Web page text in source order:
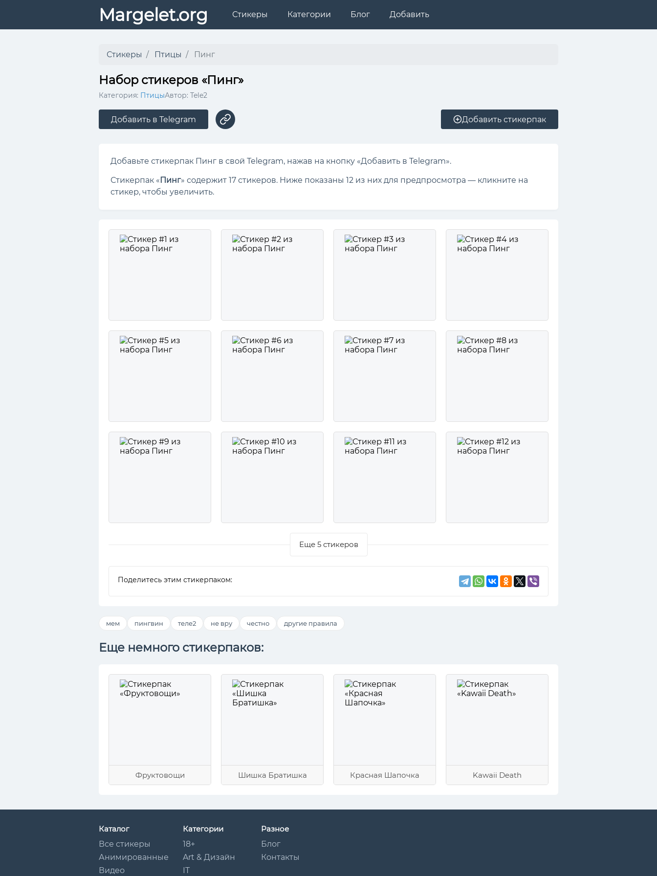
Margelet.org Стикеры Категории Блог Добавить
Стикеры Птицы Пинг
Набор стикеров «Пинг»
Категория: ПтицыАвтор: Tele2
Добавить в Telegram Добавить стикерпак
Добавьте стикерпак Пинг в свой Telegram, нажав на кнопку «Добавить в Telegram».
Стикерпак «Пинг» содержит 17 стикеров. Ниже показаны 12 из них для предпросмотра — кликните на
стикер, чтобы увеличить.
Еще 5 стикеров
Поделитесь этим стикерпаком:
мем пингвин теле2 не вру честно другие правила
Еще немного стикерпаков:
Фруктовощи Шишка Братишка Красная Шапочка Kawaii Death
Каталог
Все стикеры
Анимированные
Видео
Категории
18+
Art & Дизайн
IT
Разное
Блог
Контакты